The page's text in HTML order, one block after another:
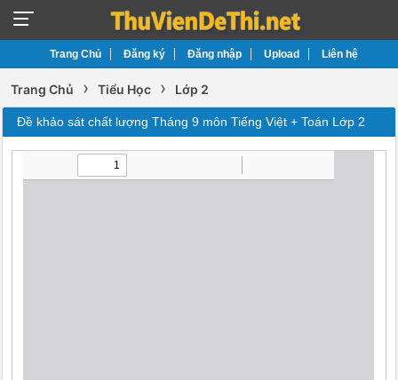
Trang Chủ Đăng ký Đăng nhập Upload Liên hệ
Trang Chủ › Tiểu Học › Lớp 2
Đề khảo sát chất lượng Tháng 9 môn Tiếng Việt + Toán Lớp 2